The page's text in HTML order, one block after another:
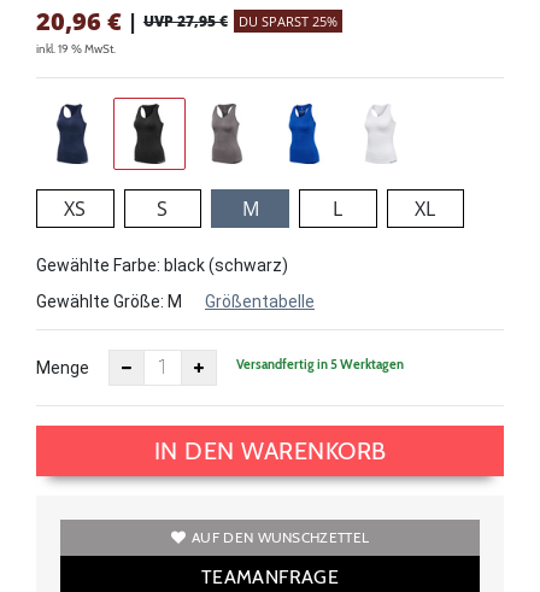
20,96 € | UVP 27,95 € DU SPARST 25%
inkl. 19 % MwSt.
XS S M L XL
Gewählte Farbe: black (schwarz)
Gewählte Größe: M Größentabelle
Menge Versandfertig in 5 Werktagen
IN DEN WARENKORB
AUF DEN WUNSCHZETTEL
TEAMANFRAGE